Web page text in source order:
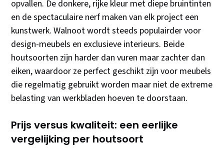
opvallen. De donkere, rijke kleur met diepe bruintinten
en de spectaculaire nerf maken van elk project een
kunstwerk. Walnoot wordt steeds populairder voor
design-meubels en exclusieve interieurs. Beide
houtsoorten zijn harder dan vuren maar zachter dan
eiken, waardoor ze perfect geschikt zijn voor meubels
die regelmatig gebruikt worden maar niet de extreme
belasting van werkbladen hoeven te doorstaan.
Prijs versus kwaliteit: een eerlijke
vergelijking per houtsoort